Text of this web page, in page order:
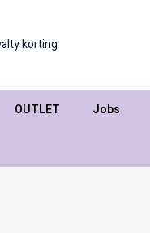
korting
OUTLET Jobs